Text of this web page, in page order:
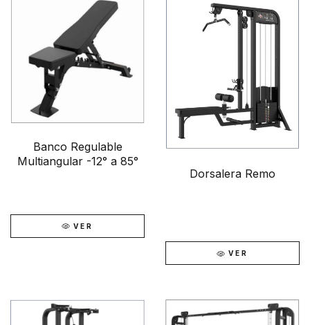
Banco Regulable
Multiangular -12° a 85°
VER
Dorsalera Remo
VER